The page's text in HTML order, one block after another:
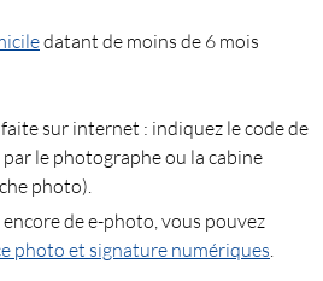
datant de moins de 6 mois
sur internet : indiquez le code de
le photographe ou la cabine
photo).
encore de e-photo, vous pouvez
photo et signature numériques